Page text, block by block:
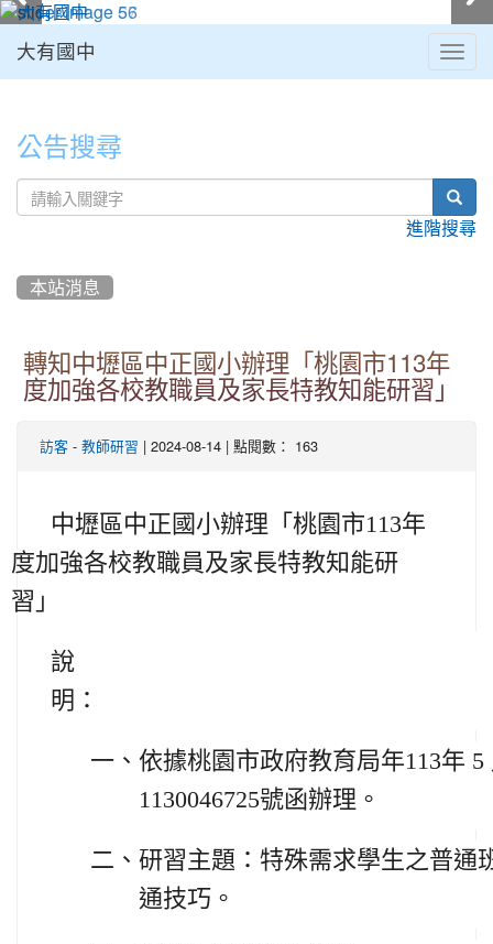
大有國中
公告搜尋
進階搜尋
本站消息
轉知中壢區中正國小辦理「桃園市113年
度加強各校教職員及家長特教知能研習」
訪客 - 教師研習 | 2024-08-14 | 點閱數： 163
中壢區中正國小辦理 「桃園市113年
度加強各校教職員及家長特教知能研
習」
說
明：
一、 依據桃園市政府教育局年113年
1130046725號函辦理。
二、 研習主題：特殊需求學生之普通
通技巧。